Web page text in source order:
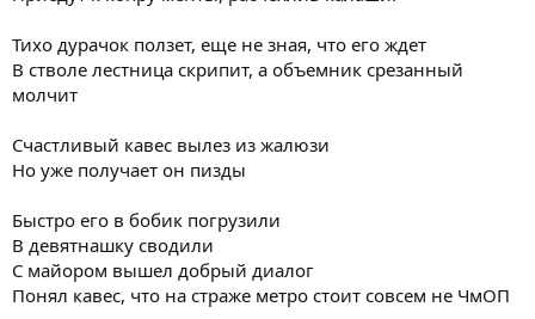
Тихо дурачок ползет, еще не зная, что его ждет
В стволе лестница скрипит, а объемник срезанный
молчит
Счастливый кавес вылез из жалюзи
Но уже получает он пизды
Быстро его в бобик погрузили
В девятнашку сводили
С майором вышел добрый диалог
Понял кавес, что на страже метро стоит совсем не ЧмОП